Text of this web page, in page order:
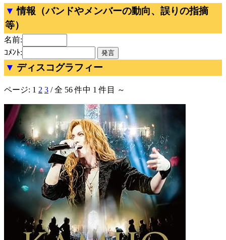
情報（バンドやメンバーの動向、誤りの指摘
等）
名前:
ｺﾒﾝﾄ:
ディスコグラフィー
ページ: 1 2 3 / 全 56 件中 1 件目 ～